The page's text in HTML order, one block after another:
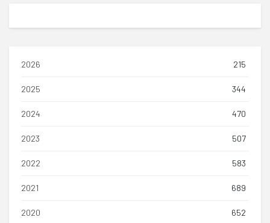
2026 215
2025 344
2024 470
2023 507
2022 583
2021 689
2020 652